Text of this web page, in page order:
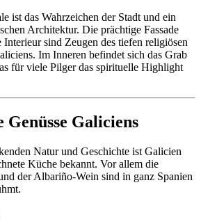
ist das Wahrzeichen der Stadt und ein
Architektur. Die prächtige Fassade
Interieur sind Zeugen des tiefen religiösen
Im Inneren befindet sich das Grab
für viele Pilger das spirituelle Highlight
Galiciens
Natur und Geschichte ist Galicien
Küche bekannt. Vor allem die
der Albariño-Wein sind in ganz Spanien